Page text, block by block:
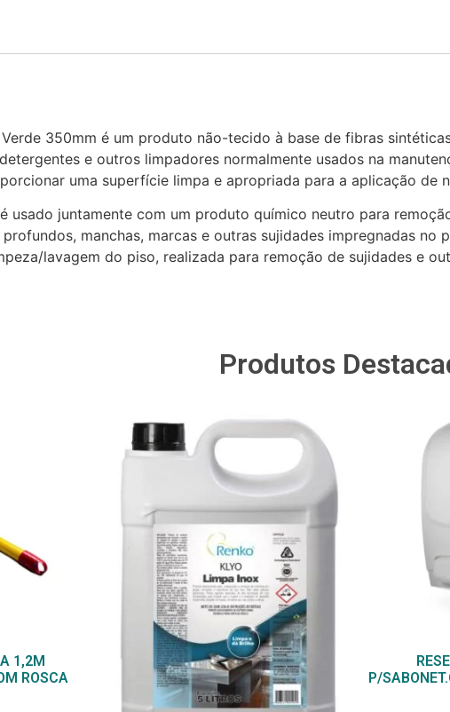
350mm é um produto não-tecido à base de fibras
e outros limpadores normalmente usados na
uma superfície limpa e apropriada para a aplicação de
usado juntamente com um produto químico neutro para
manchas, marcas e outras sujidades impregnadas no
lavagem do piso, realizada para remoção de sujidades e
Produtos
1,2M
ROSCA
P/